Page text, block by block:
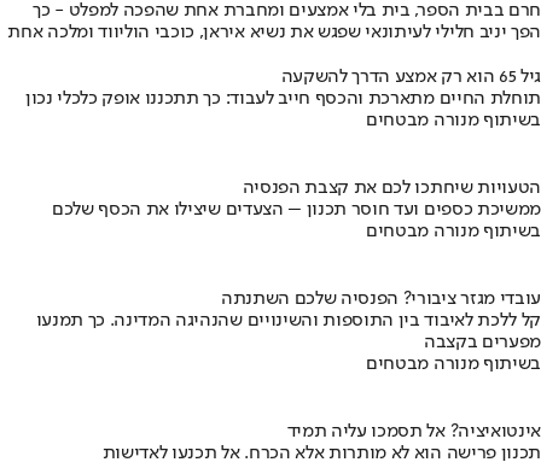
חרם בבית הספר, בית בלי אמצעים ומחברת אחת שהפכה למפלט - כך
הפך יניב חלילי לעיתונאי שפגש את נשיא איראן, כוכבי הוליווד ומלכה אחת
גיל 65 הוא רק אמצע הדרך להשקעה
תוחלת החיים מתארכת והכסף חייב לעבוד: כך תתכננו אופק כלכלי נכון
בשיתוף מנורה מבטחים
הטעויות שיחתכו לכם את קצבת הפנסיה
ממשיכת כספים ועד חוסר תכנון – הצעדים שיצילו את הכסף שלכם
בשיתוף מנורה מבטחים
עובדי מגזר ציבורי? הפנסיה שלכם השתנתה
קל ללכת לאיבוד בין התוספות והשינויים שהנהיגה המדינה. כך תמנעו
מפערים בקצבה
בשיתוף מנורה מבטחים
אינטואיציה? אל תסמכו עליה תמיד
תכנון פרישה הוא לא מותרות אלא הכרח. אל תכנעו לאדישות